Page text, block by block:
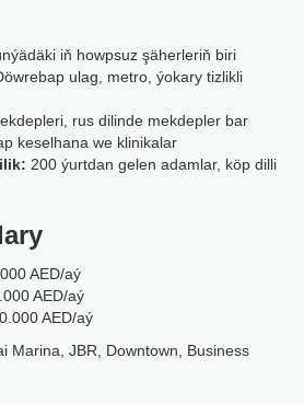
iň howpsuz şäherleriň biri
ulag, metro, ýokary tizlikli
rus dilinde mekdepler bar
keselhana we klinikalar
200 ýurtdan gelen adamlar, köp dilli
AED/aý
AED/aý
AED/aý
Marina, JBR, Downtown, Business